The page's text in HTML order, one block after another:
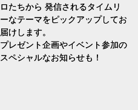
ロたちから 発信されるタイムリ
ーなテーマをピックアップしてお
届けします。
プレゼント企画やイベント参加の
スペシャルなお知らせも！